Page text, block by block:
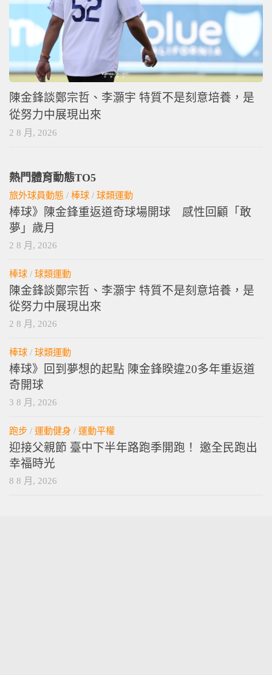
陳金鋒談鄭宗哲、李灝宇 特質不是刻意培養，是
從努力中展現出來
2 8 月, 2026
熱門體育動態TO5
旅外球員動態 / 棒球 / 球類運動
棒球》陳金鋒重返道奇球場開球 感性回顧「敢
夢」歲月
2 8 月, 2026
棒球 / 球類運動
陳金鋒談鄭宗哲、李灝宇 特質不是刻意培養，是
從努力中展現出來
2 8 月, 2026
棒球 / 球類運動
棒球》回到夢想的起點 陳金鋒睽違20多年重返道
奇開球
3 8 月, 2026
跑步 / 運動健身 / 運動平權
迎接父親節 臺中下半年路跑季開跑！ 邀全民跑出
幸福時光
8 8 月, 2026